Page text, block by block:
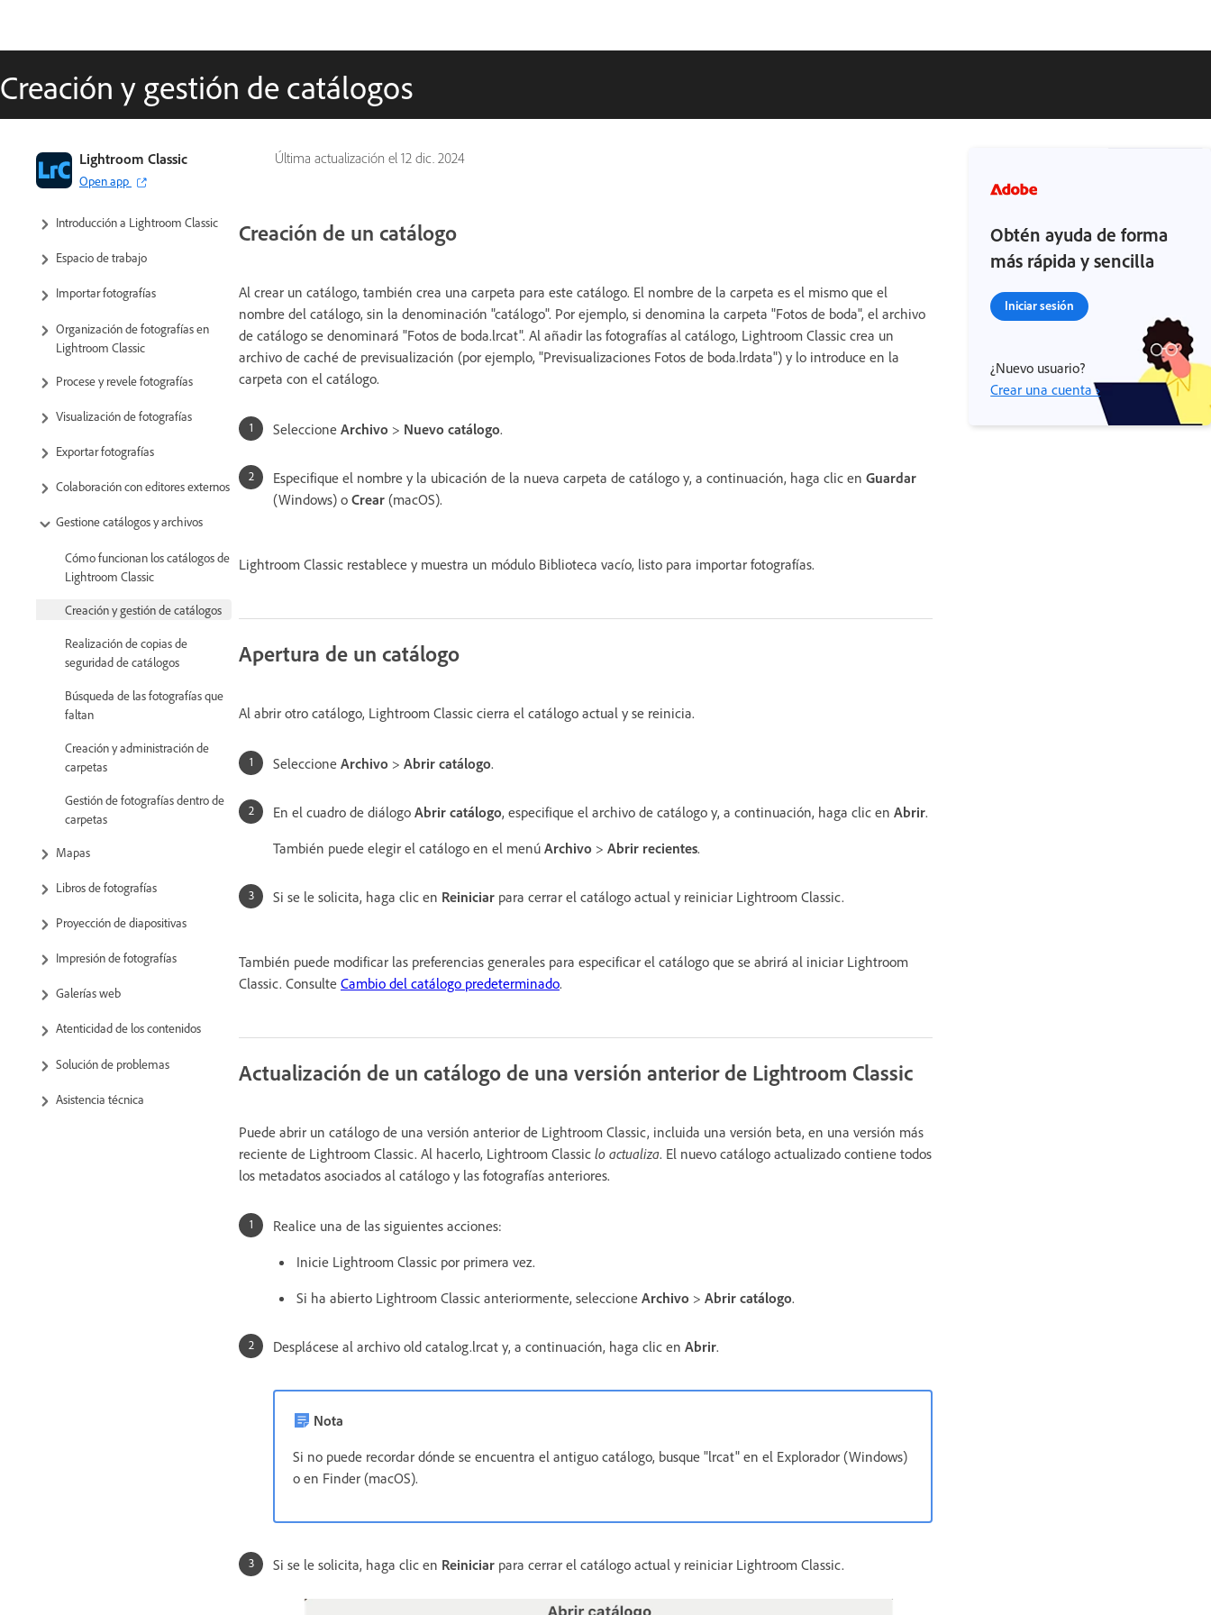
Creación y gestión de catálogos
Última actualización el 12 dic. 2024
Lightroom Classic
Open app
Guía del usuario de Lightroom
Classic
Introducción a Lightroom Classic
Espacio de trabajo
Importar fotografías
Organización de fotografías en
Lightroom Classic
Procese y revele fotografías
Visualización de fotografías
Exportar fotografías
Colaboración con editores externos
Gestione catálogos y archivos
Cómo funcionan los catálogos de
Lightroom Classic
Creación y gestión de catálogos
Realización de copias de
seguridad de catálogos
Búsqueda de las fotografías que
faltan
Creación y administración de
carpetas
Gestión de fotografías dentro de
carpetas
Mapas
Libros de fotografías
Proyección de diapositivas
Impresión de fotografías
Galerías web
Atenticidad de los contenidos
Solución de problemas
Asistencia técnica
Creación de un catálogo
Al crear un catálogo, también crea una carpeta para este catálogo. El nombre de la carpeta es el mismo que el
nombre del catálogo, sin la denominación "catálogo". Por ejemplo, si denomina la carpeta "Fotos de boda", el archivo
de catálogo se denominará "Fotos de boda.lrcat". Al añadir las fotografías al catálogo, Lightroom Classic crea un
archivo de caché de previsualización (por ejemplo, "Previsualizaciones Fotos de boda.lrdata") y lo introduce en la
carpeta con el catálogo.
Seleccione Archivo > Nuevo catálogo.
Especifique el nombre y la ubicación de la nueva carpeta de catálogo y, a continuación, haga clic en Guardar
(Windows) o Crear (macOS).
Lightroom Classic restablece y muestra un módulo Biblioteca vacío, listo para importar fotografías.
Apertura de un catálogo
Al abrir otro catálogo, Lightroom Classic cierra el catálogo actual y se reinicia.
Seleccione Archivo > Abrir catálogo.
En el cuadro de diálogo Abrir catálogo, especifique el archivo de catálogo y, a continuación, haga clic en Abrir.
También puede elegir el catálogo en el menú Archivo > Abrir recientes.
Si se le solicita, haga clic en Reiniciar para cerrar el catálogo actual y reiniciar Lightroom Classic.
También puede modificar las preferencias generales para especificar el catálogo que se abrirá al iniciar Lightroom
Classic. Consulte Cambio del catálogo predeterminado.
Actualización de un catálogo de una versión anterior de Lightroom Classic
Puede abrir un catálogo de una versión anterior de Lightroom Classic, incluida una versión beta, en una versión más
reciente de Lightroom Classic. Al hacerlo, Lightroom Classic lo actualiza. El nuevo catálogo actualizado contiene todos
los metadatos asociados al catálogo y las fotografías anteriores.
Realice una de las siguientes acciones:
Inicie Lightroom Classic por primera vez.
Si ha abierto Lightroom Classic anteriormente, seleccione Archivo > Abrir catálogo.
Desplácese al archivo old catalog.lrcat y, a continuación, haga clic en Abrir.
Nota
Si no puede recordar dónde se encuentra el antiguo catálogo, busque "lrcat" en el Explorador (Windows)
o en Finder (macOS).
Si se le solicita, haga clic en Reiniciar para cerrar el catálogo actual y reiniciar Lightroom Classic.
Obtén ayuda de forma
más rápida y sencilla
Iniciar sesión
¿Nuevo usuario?
Crear una cuenta ›